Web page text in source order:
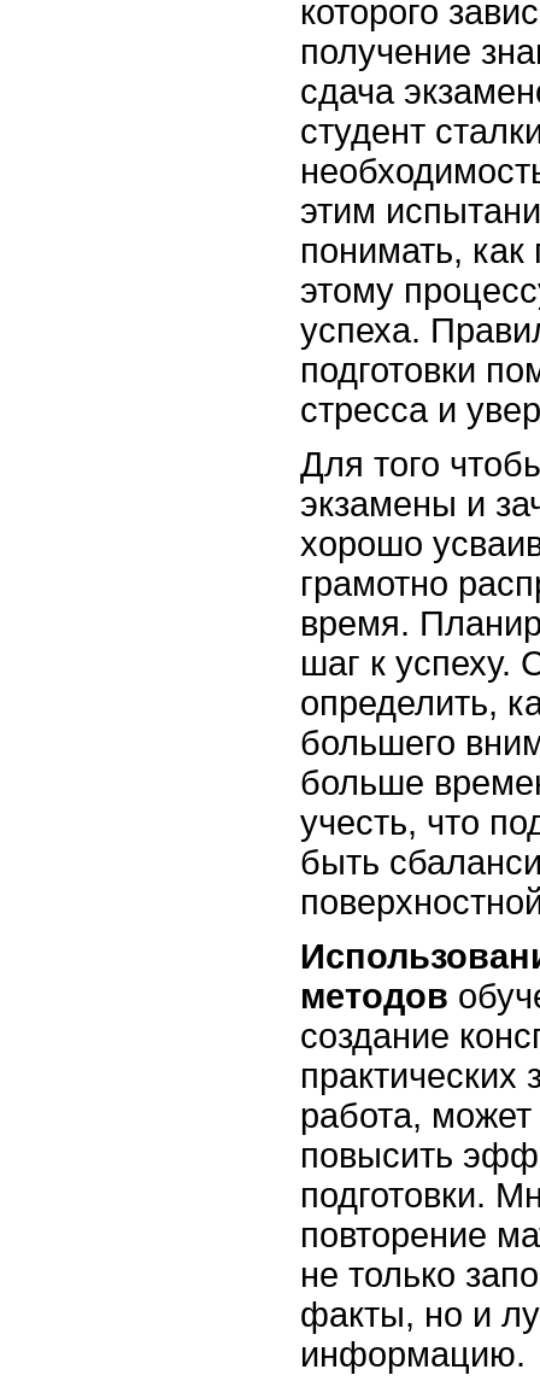
которого
получение
сдача
студент
этим
понимать, как
этому
успеха.
подготовки
стресса и
Для того
экзамены и
хорошо
грамотно
время.
шаг к успеху.
определить,
большего
больше
учесть, что
быть
методов
создание
практических
работа, может
повысить
подготовки.
повторение
не только
факты, но и
информацию.